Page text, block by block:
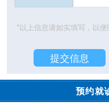
*以上信息请如实填写，以
预约就